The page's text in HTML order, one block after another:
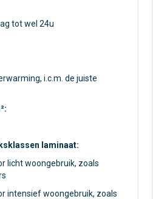
tot wel 24u
i.c.m. de juiste
laminaat:
licht woongebruik, zoals
intensief woongebruik, zoals